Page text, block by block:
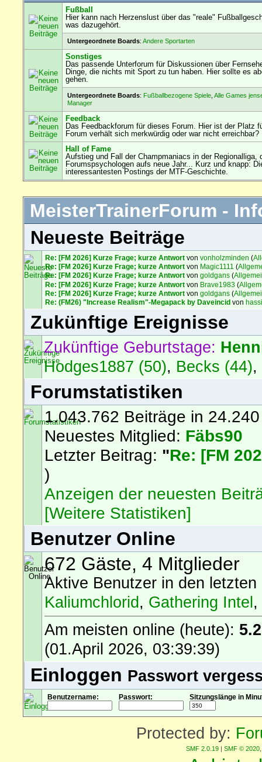
Fußball
Hier kann nach Herzenslust über das "reale"
was dazugehört.
Untergeordnete Boards: Andere Sportarten
Sonstiges
Das passende Unterforum für Diskussionen über
Dinge, die nichts mit Sport zu tun haben. Hier sollte es
gehen.
Untergeordnete Boards: Fußballbezogene Spiele, Alle Games
Manager
Feedback
Das Feedbackforum für dieses Forum. Hier ist der Platz
Forum verhält sich merkwürdig oder war nicht
Hall of Fame
Aufstieg und Fall der Champmaniacs in der Regionalliga,
Forumspsychologen aufs neue Jahr... Kurz und knapp:
interessantesten Postings der MTF-Geschichte.
MeisterTrainerForum -
Neueste Beiträge
Re: [FM 2026] Kurze Frage; kurze Antwort vonvonholzminden (
Re: [FM 2026] Kurze Frage; kurze Antwort von Magic1111 (
Re: [FM 2026] Kurze Frage; kurze Antwort vongoldgans (
Re: [FM 2026] Kurze Frage; kurze Antwort von Brave1983 (
Re: [FM 2026] Kurze Frage; kurze Antwort vongoldgans (
Re: (FM26) "Increase Realism"-Megapack by Daveincid von
Zukünftige Ereignisse
Zukünftige Geburtstage:
Hodges1887 (50), Becks (44),
Forumstatistiken
1.043.762 Beiträge in
Neuestes Mitglied: Fäbs90
Letzter Beitrag: "Re: [FM
)
Anzeigen der neuesten
[Weitere Statistiken]
Benutzer Online
672 Gäste, 4 Mitglieder
Aktive Benutzer in den letzten
Kaliumchlorid , Gathering Intel
Am meisten online (heute):
(01.April 2026, 03:39:39)
Einloggen Passwort
Benutzername: Passwort: Sitzungslänge in
Protected by:
SMF 2.0.19 | SMF © 2020